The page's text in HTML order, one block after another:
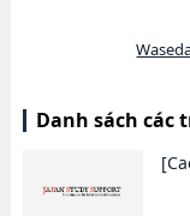
Danh sách các